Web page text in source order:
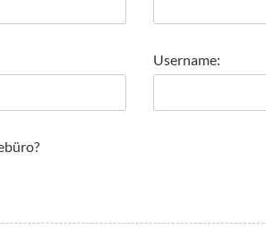
Username: